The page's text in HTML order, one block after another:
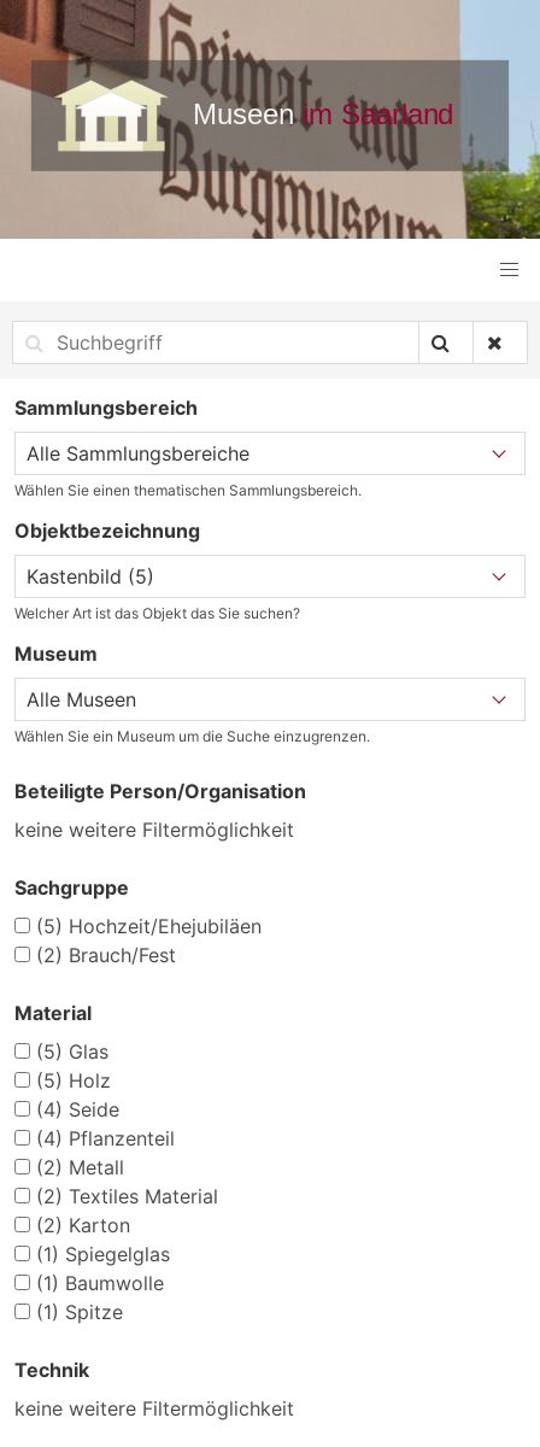
Sammlungsbereich
Wählen Sie einen thematischen Sammlungsbereich.
Objektbezeichnung
Welcher Art ist das Objekt das Sie suchen?
Museum
Wählen Sie ein Museum um die Suche einzugrenzen.
Beteiligte Person/Organisation
keine weitere Filtermöglichkeit
Sachgruppe
(5) Hochzeit/Ehejubiläen
(2) Brauch/Fest
Material
(5) Glas
(5) Holz
(4) Seide
(4) Pflanzenteil
(2) Metall
(2) Textiles Material
(2) Karton
(1) Spiegelglas
(1) Baumwolle
(1) Spitze
Technik
keine weitere Filtermöglichkeit